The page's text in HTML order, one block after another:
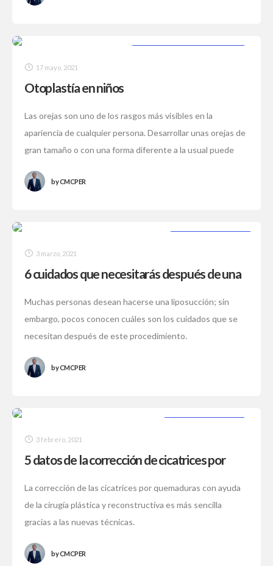
17 mayo, 2021
Otoplastía en niños
Las orejas son uno de los rasgos más visibles en la
apariencia de cualquier persona. Desarrollar unas orejas de
gran tamaño o con una forma diferente a la usual puede
byCMCPER
3 marzo, 2021
6 cuidados que necesitarás después de una
Muchas personas desean hacerse una liposucción; sin
embargo, pocos conocen cuáles son los cuidados que se
necesitan después de este procedimiento.
byCMCPER
3 febrero, 2021
5 datos de la corrección de cicatrices por
La corrección de las cicatrices por quemaduras con ayuda
de la cirugía plástica y reconstructiva es más sencilla
gracias a las nuevas técnicas.
byCMCPER